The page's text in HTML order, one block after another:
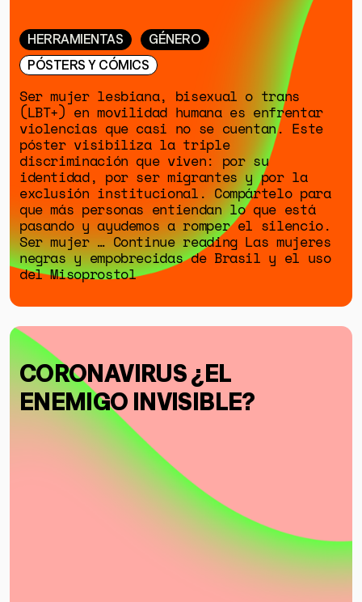
HERRAMIENTAS
GÉNERO
PÓSTERS Y CÓMICS
Ser mujer lesbiana, bisexual o trans
(LBT+) en movilidad humana es enfrentar
violencias que casi no se cuentan. Este
póster visibiliza la triple
discriminación que viven: por su
identidad, por ser migrantes y por la
exclusión institucional. Compártelo para
que más personas entiendan lo que está
pasando y ayudemos a romper el silencio.
Ser mujer … Continue reading Las mujeres
negras y empobrecidas de Brasil y el uso
del Misoprostol
CORONAVIRUS ¿EL
ENEMIGO INVISIBLE?